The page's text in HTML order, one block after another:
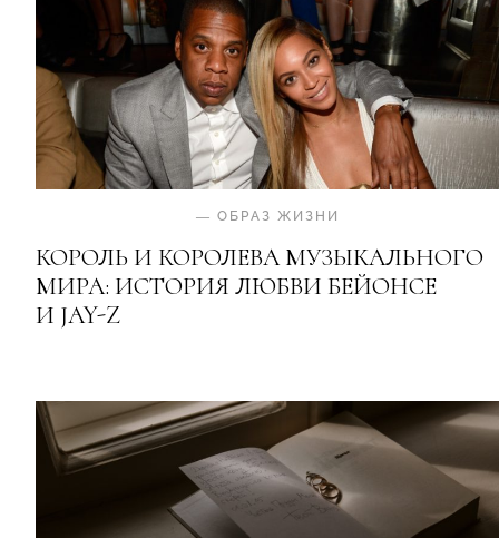
— ОБРАЗ ЖИЗНИ
КОРОЛЬ И КОРОЛЕВА МУЗЫКАЛЬНОГО
МИРА: ИСТОРИЯ ЛЮБВИ БЕЙОНСЕ
И JAY-Z